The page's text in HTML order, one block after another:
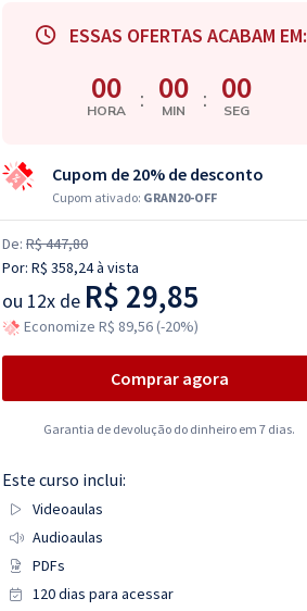
ESSAS OFERTAS ACABAM EM:
00
HORA : 00
MIN : 00
SEG
Cupom de 20% de desconto
Cupom ativado: GRAN20-OFF
De: R$ 447,80
Por: R$ 358,24à vista
ou 12x de R$ 29,85
Economize R$ 89,56 (-20%)
Comprar agora
Garantia de devolução do dinheiro em 7 dias.
Este curso inclui:
Videoaulas
Audioaulas
PDFs
120 dias para acessar